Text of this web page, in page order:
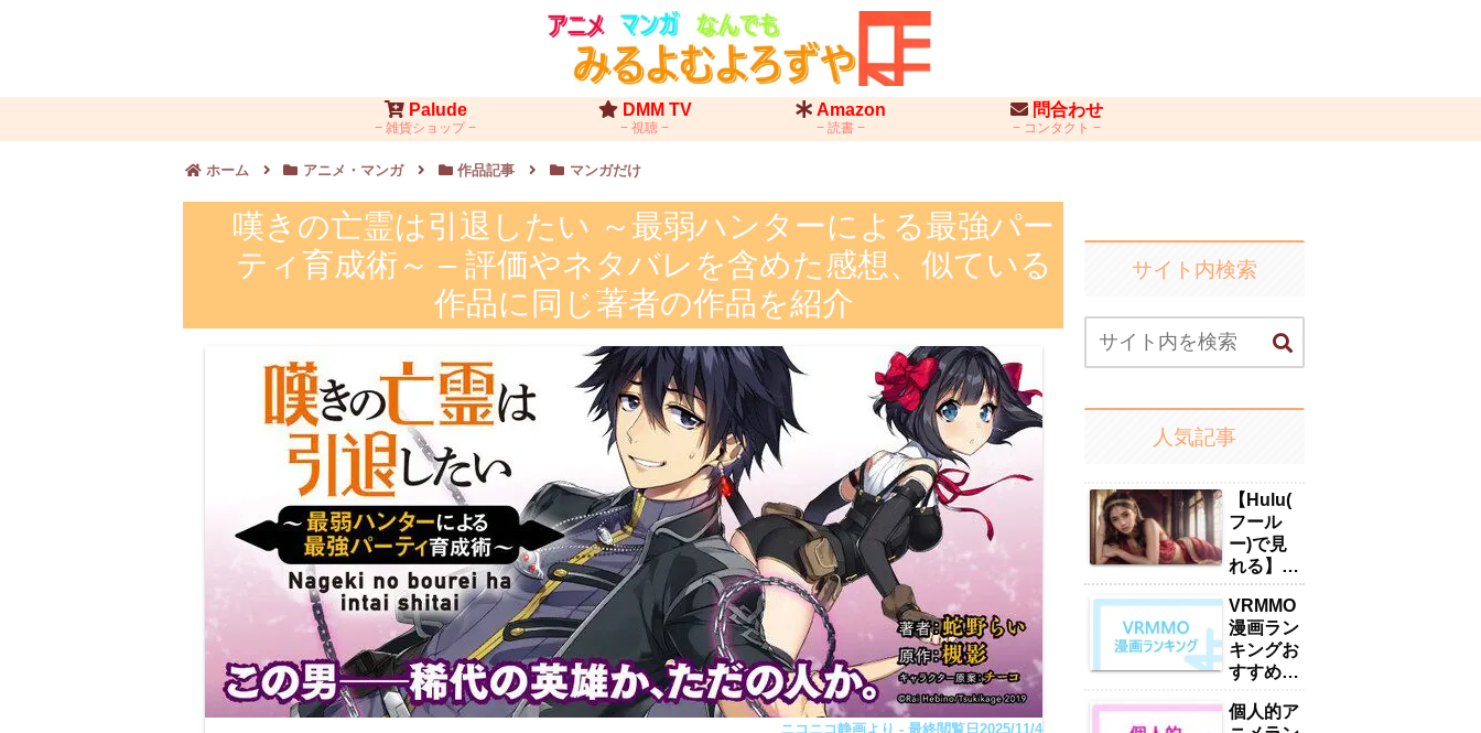
Palude
雑貨ショップ
DMM TV
視聴
Amazon
読書
問合わせ
コンタクト
ホーム アニメ・マンガ 作品記事 マンガだけ
嘆きの亡霊は引退したい ～最弱ハンターによる最強パー
ティ育成術～ – 評価やネタバレを含めた感想、似ている
作品に同じ著者の作品を紹介
ニコニコ静画より - 最終閲覧日2025/11/4
サイト内検索
人気記事
【Hulu(
フール
ー)で見
れる】お
すすめい
やん・ハ
ーレムア
ニメラン
キング
15選
「2025
VRMMO
漫画ラン
キングお
すすめ
「2025
個人的ア